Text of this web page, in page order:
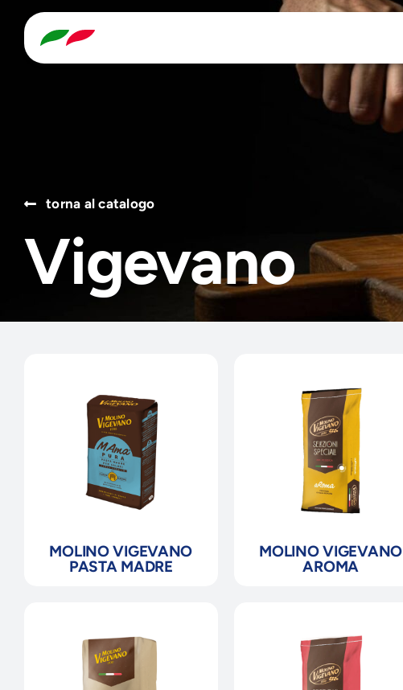
content
torna al catalogo
Vigevano
MOLINO VIGEVANO
PASTA MADRE
MOLINO VIGEVANO
AROMA